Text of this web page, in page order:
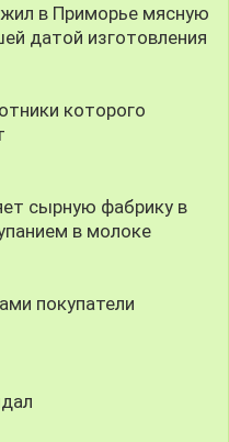
в Приморье мясную
датой изготовления
которого
сырную фабрику в
в молоке
покупатели